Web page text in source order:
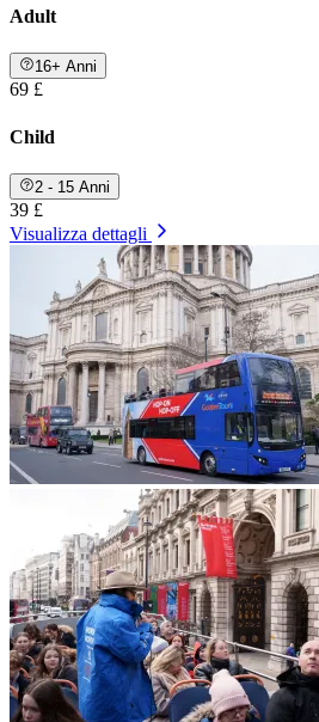
Adult
16+ Anni
69 £
Child
2 - 15 Anni
39 £
Visualizza dettagli